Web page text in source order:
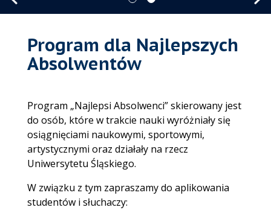
Program dla Najlepszych
Absolwentów
Program „Najlepsi Absolwenci” skierowany jest
do osób, które w trakcie nauki wyróżniały się
osiągnięciami naukowymi, sportowymi,
artystycznymi oraz działały na rzecz
Uniwersytetu Śląskiego.
W związku z tym zapraszamy do aplikowania
studentów i słuchaczy: